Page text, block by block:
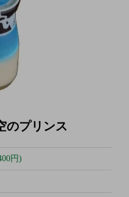
のプリンス
円)